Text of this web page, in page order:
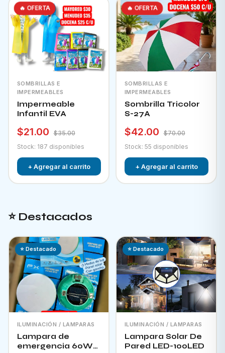
🔥 OFERTA
SOMBRILLAS E
IMPERMEABLES
Impermeable
Infantil EVA
$21.00
$35.00
Stock: 187 disponibles
+ Agregar al carrito
🔥 OFERTA
SOMBRILLAS E
IMPERMEABLES
Sombrilla Tricolor
S-27A
$42.00
$70.00
Stock: 55 disponibles
+ Agregar al carrito
⭐ Destacados
⭐ Destacado
ILUMINACIÓN / LAMPARAS
Lampara de
emergencia 60W
⭐ Destacado
ILUMINACIÓN / LAMPARAS
Lampara Solar De
Pared LED-100LED